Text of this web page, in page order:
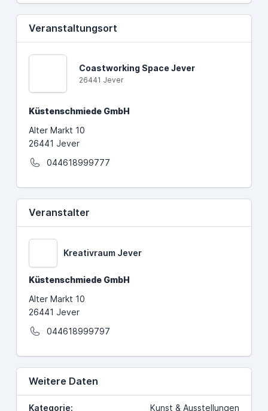
Veranstaltungsort
Coastworking Space Jever
26441 Jever
Küstenschmiede GmbH
Alter Markt 10
26441 Jever
044618999777
Veranstalter
Kreativraum Jever
Küstenschmiede GmbH
Alter Markt 10
26441 Jever
044618999797
Weitere Daten
Kategorie: Kunst & Ausstellungen